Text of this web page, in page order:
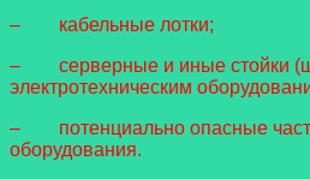
– кабельные лотки;
– серверные и иные стойки
электротехническим
– потенциально опасные части
оборудования.